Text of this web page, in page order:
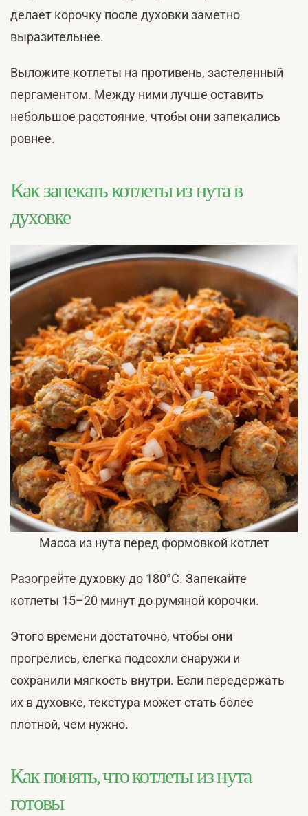
делает корочку после духовки заметно
выразительнее.
Выложите котлеты на противень, застеленный
пергаментом. Между ними лучше оставить
небольшое расстояние, чтобы они запекались
ровнее.
Как запекать котлеты из нута в
духовке
Масса из нута перед формовкой котлет
Разогрейте духовку до 180°C. Запекайте
котлеты 15–20 минут до румяной корочки.
Этого времени достаточно, чтобы они
прогрелись, слегка подсохли снаружи и
сохранили мягкость внутри. Если передержать
их в духовке, текстура может стать более
плотной, чем нужно.
Как понять, что котлеты из нута
готовы